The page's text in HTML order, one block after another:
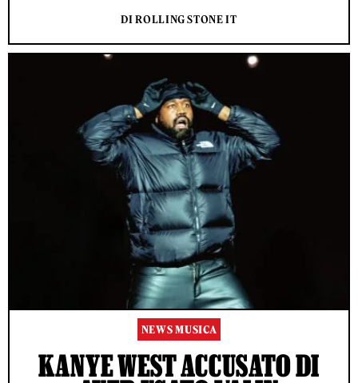
DI ROLLING STONE IT
NEWS MUSICA
KANYE WEST ACCUSATO DI